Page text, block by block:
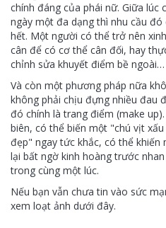
chính đáng của phái nữ. Giữa
ngày một đa dạng thì nhu cầu
hết. Một người có thể trở nên
cân để có cơ thể cân đối, hay
chỉnh sửa khuyết điểm bề ngoài…
Và còn một phương pháp nữa
không phải chịu đựng nhiều đau
đó chính là trang điểm (make
biên, có thể biến một "chú vịt
đẹp" ngay tức khắc, có thể khiến
lại bất ngờ kinh hoàng trước
trong cùng một lúc.
Nếu bạn vẫn chưa tin vào sức
xem loạt ảnh dưới đây.